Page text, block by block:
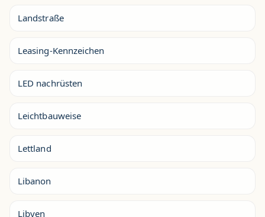
Landstraße
Leasing-Kennzeichen
LED nachrüsten
Leichtbauweise
Lettland
Libanon
Libyen